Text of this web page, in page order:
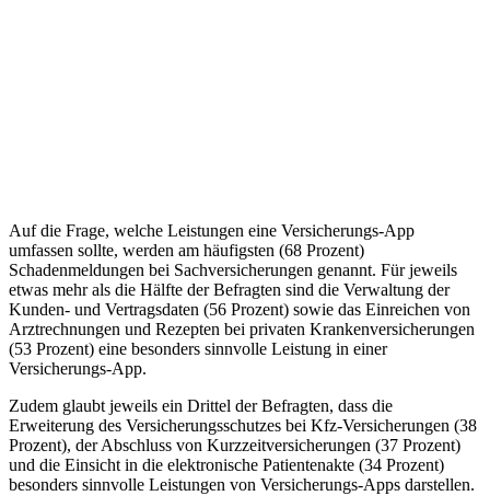
Auf die Frage, welche Leistungen eine Versicherungs-App
umfassen sollte, werden am häufigsten (68 Prozent)
Schadenmeldungen bei Sachversicherungen genannt. Für jeweils
etwas mehr als die Hälfte der Befragten sind die Verwaltung der
Kunden- und Vertragsdaten (56 Prozent) sowie das Einreichen von
Arztrechnungen und Rezepten bei privaten Krankenversicherungen
(53 Prozent) eine besonders sinnvolle Leistung in einer
Versicherungs-App.
Zudem glaubt jeweils ein Drittel der Befragten, dass die
Erweiterung des Versicherungsschutzes bei Kfz-Versicherungen (38
Prozent), der Abschluss von Kurzzeitversicherungen (37 Prozent)
und die Einsicht in die elektronische Patientenakte (34 Prozent)
besonders sinnvolle Leistungen von Versicherungs-Apps darstellen.